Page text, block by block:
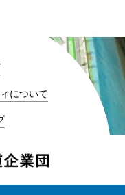
について